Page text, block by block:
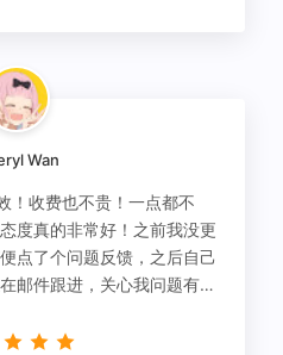
Wan
！收费也不贵！一点都不
度真的非常好！之前我没更
点了个问题反馈，之后自己
邮件跟进，关心我问题有没